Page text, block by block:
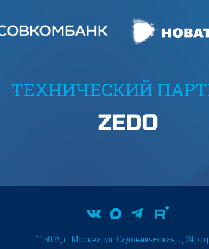
ТЕХНИЧЕСКИЙ
115035, г. Москва, ул. Садовническая, д.24,